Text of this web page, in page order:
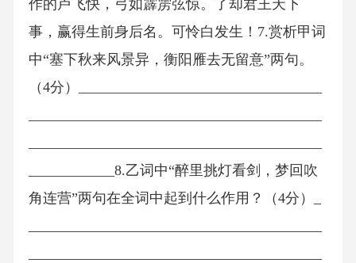
作的卢飞快，弓如霹雳弦惊。了却君王天下
事，赢得生前身后名。可怜白发生！7.赏析甲词
中“塞下秋来风景异，衡阳雁去无留意”两句。
（4分）__________________________________
____________8.乙词中“醉里挑灯看剑，梦回吹
角连营”两句在全词中起到什么作用？（4分）_